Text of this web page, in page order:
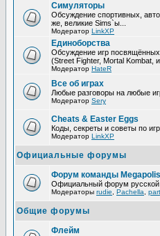
Симуляторы
Обсуждение спортивных,
же, великие Sims`ы...
Модератор LinkXP
Единоборства
Обсуждение игр
(Street Fighter, Mortal Kombat,
Модератор HateR
Все об играх
Любые разговоры на любые
Модератор Sery
Cheats & Easter Eggs
Коды, секреты и советы по
Модератор LinkXP
Официальные форумы
Форум команды Megapolis
Официальный форум русской
Модераторы rudie Pachella
Общие форумы
Флейм